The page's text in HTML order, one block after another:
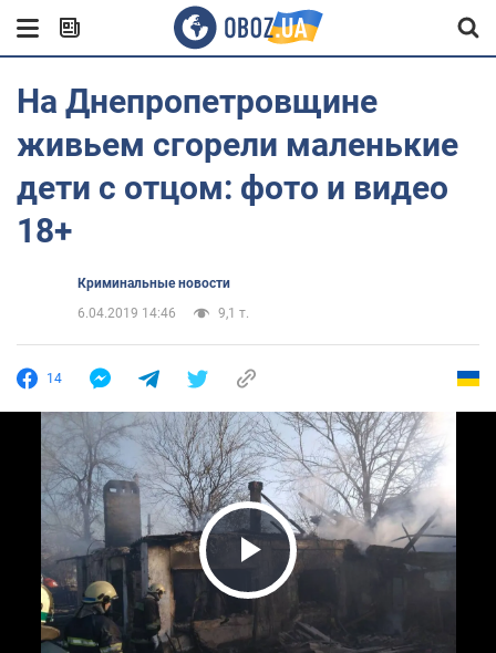
На Днепропетровщине
живьем сгорели маленькие
дети с отцом: фото и видео
18+
Криминальные новости
6.04.2019 14:46
9,1 т.
14
Play Video